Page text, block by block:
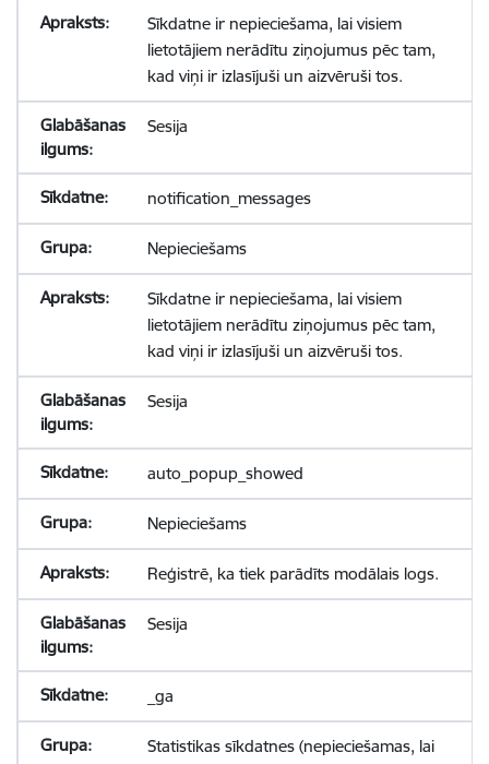
Sīkdatne ir nepieciešama, lai visiem
lietotājiem nerādītu ziņojumus pēc tam,
kad viņi ir izlasījuši un aizvēruši tos.
Sesija
notification_messages
Nepieciešams
Sīkdatne ir nepieciešama, lai visiem
lietotājiem nerādītu ziņojumus pēc tam,
kad viņi ir izlasījuši un aizvēruši tos.
Sesija
auto_popup_showed
Nepieciešams
Reģistrē, ka tiek parādīts modālais logs.
Sesija
_ga
Statistikas sīkdatnes (nepieciešamas, lai